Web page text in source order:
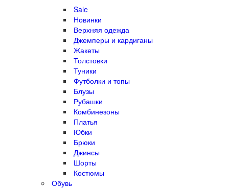
Sale
Новинки
Верхняя одежда
Джемперы и кардиганы
Жакеты
Толстовки
Туники
Футболки и топы
Блузы
Рубашки
Комбинезоны
Платья
Юбки
Брюки
Джинсы
Шорты
Костюмы
Обувь